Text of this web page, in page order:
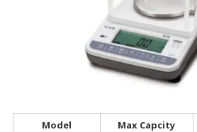
Model Max Capcity